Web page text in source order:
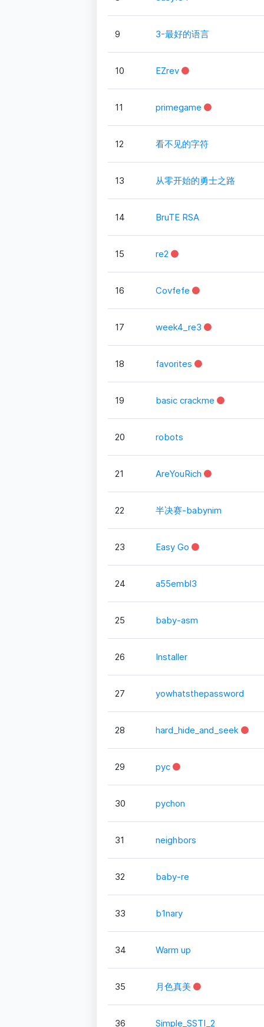
9 3-最好的语言
10 EZrev
11 primegame
12 看不见的字符
13 从零开始的勇士之路
14 BruTE RSA
15 re2
16 Covfefe
17 week4_re3
18 favorites
19 basic crackme
20 robots
21 AreYouRich
22 半决赛-babynim
23 Easy Go
24 a55embl3
25 baby-asm
26 Installer
27 yowhatsthepassword
28 hard_hide_and_seek
29 pyc
30 pychon
31 neighbors
32 baby-re
33 b1nary
34 Warm up
35 月色真美
36 Simple_SSTI_2